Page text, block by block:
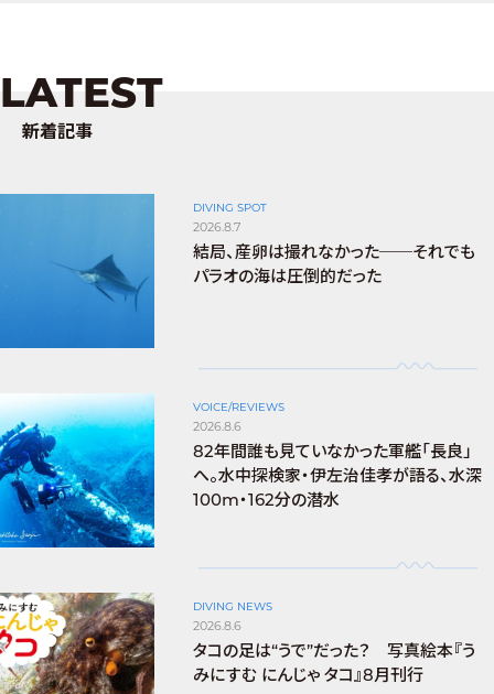
LATEST
新着記事
DIVING SPOT
2026.8.7
結局、産卵は撮れなかった──それでも
パラオの海は圧倒的だった
VOICE/REVIEWS
2026.8.6
82年間誰も見ていなかった軍艦「長良」
へ。水中探検家・伊左治佳孝が語る、水深
100m・162分の潜水
DIVING NEWS
2026.8.6
タコの足は“うで”だった？ 写真絵本『う
みにすむ にんじゃ タコ』8月刊行